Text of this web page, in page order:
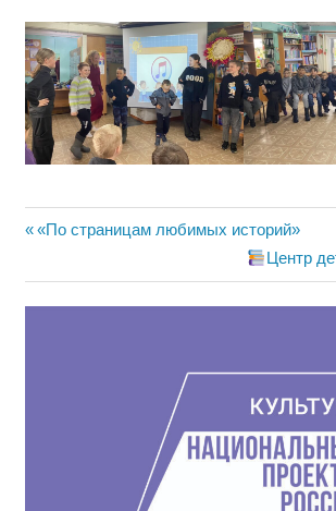
Навигация
по
Предыдущая
«По страницам любимых историй»
запись:
Центр